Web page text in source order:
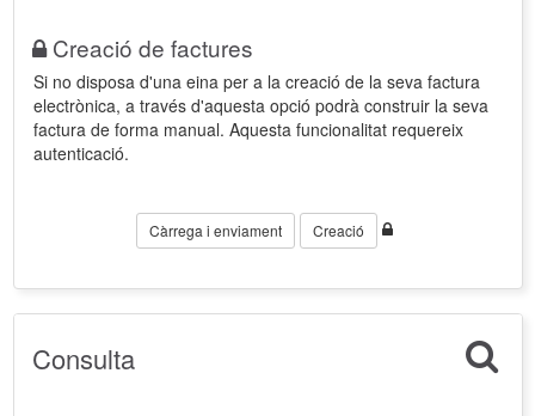
Creació de factures
Si no disposa d'una eina per a la creació de la seva factura
electrònica, a través d'aquesta opció podrà construir la seva
factura de forma manual. Aquesta funcionalitat requereix
autenticació.
Càrrega i enviament Creació
Consulta